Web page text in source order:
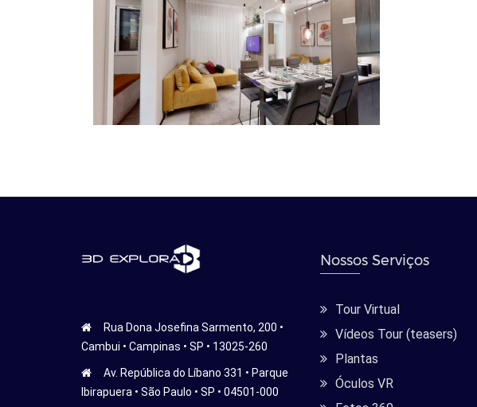
Rua Dona Josefina Sarmento, 200 •
Cambui • Campinas • SP • 13025-260
Av. República do Líbano 331 • Parque
Ibirapuera • São Paulo • SP • 04501-000
Nossos Serviços
Tour Virtual
Vídeos Tour (teasers)
Plantas
Óculos VR